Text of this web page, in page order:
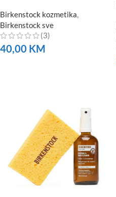
Birkenstock kozmetika,
Birkenstock sve
(3)
40,00 KM